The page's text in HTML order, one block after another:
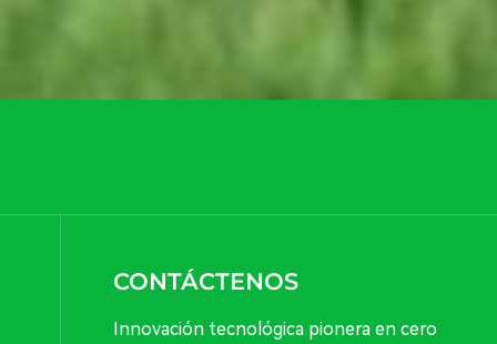
CONTÁCTENOS
Innovación tecnológica pionera en cero